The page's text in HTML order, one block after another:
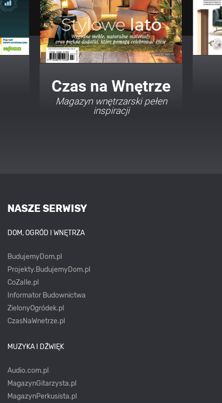
Twój Dom Twój Styl
Porady i inspiracje w
najmodniejszych stylach
NASZE SERWISY
DOM, OGRÓD I WNĘTRZA
BudujemyDom.pl
Projekty.BudujemyDom.pl
CoZaIle.pl
Informator Budownictwa
ZielonyOgródek.pl
CzasNaWnetrze.pl
MUZYKA I DŹWIĘK
Audio.com.pl
MagazynGitarzysta.pl
MagazynPerkusista.pl